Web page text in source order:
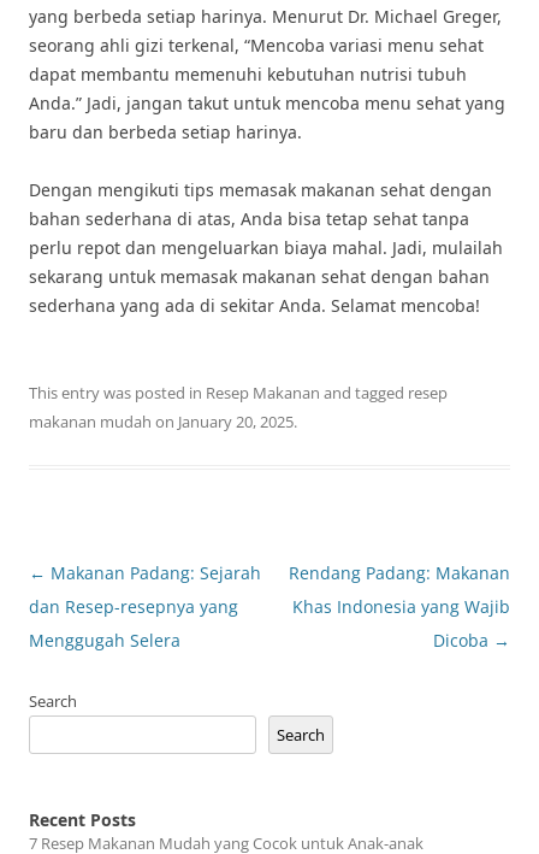
yang berbeda setiap harinya. Menurut Dr. Michael Greger,
seorang ahli gizi terkenal, “Mencoba variasi menu sehat
dapat membantu memenuhi kebutuhan nutrisi tubuh
Anda.” Jadi, jangan takut untuk mencoba menu sehat yang
baru dan berbeda setiap harinya.
Dengan mengikuti tips memasak makanan sehat dengan
bahan sederhana di atas, Anda bisa tetap sehat tanpa
perlu repot dan mengeluarkan biaya mahal. Jadi, mulailah
sekarang untuk memasak makanan sehat dengan bahan
sederhana yang ada di sekitar Anda. Selamat mencoba!
This entry was posted in Resep Makanan and tagged resep
makanan mudah on January 20, 2025.
Post
navigation
← Makanan Padang: Sejarah
dan Resep-resepnya yang
Menggugah Selera
Rendang Padang: Makanan
Khas Indonesia yang Wajib
Dicoba →
Search
Search
Recent Posts
7 Resep Makanan Mudah yang Cocok untuk Anak-anak